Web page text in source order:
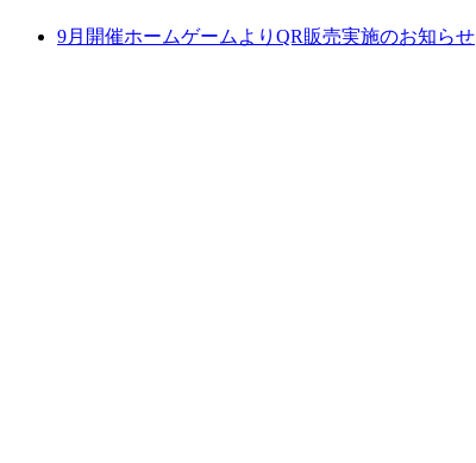
9月開催ホームゲームよりQR販売実施のお知らせ